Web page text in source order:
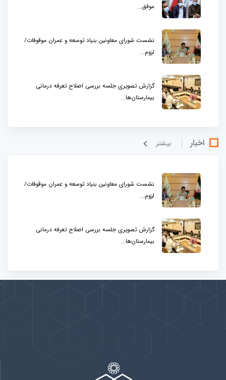
موفق...
نشست شورای معاونین بنیاد توسعه و عمران موقوفات/
لزوم...
گزارش تصویری جلسه بررسی اصلاح تعرفه درمانی
بیمارستان‌ها...
اخبار بيشتر
نشست شورای معاونین بنیاد توسعه و عمران موقوفات/
لزوم...
گزارش تصویری جلسه بررسی اصلاح تعرفه درمانی
بیمارستان‌ها...